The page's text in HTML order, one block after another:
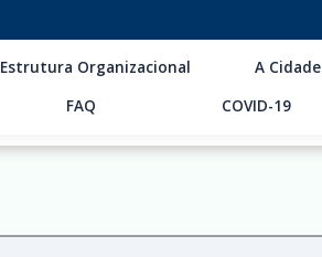
Estrutura Organizacional A Cidade
FAQ COVID-19